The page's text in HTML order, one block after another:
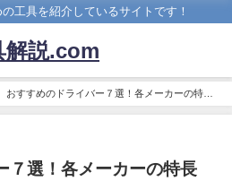
工具を紹介しているサイトです！
解説.com
おすすめのドライバー７選！各メーカーの特長
７選！各メーカーの特長